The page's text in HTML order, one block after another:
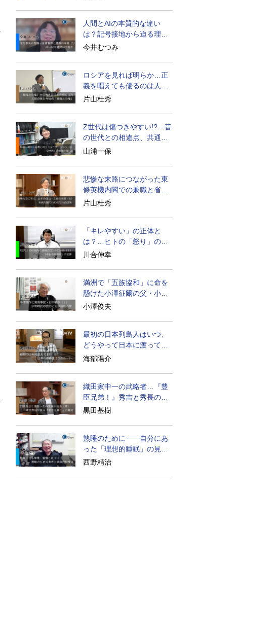
人間とAIの本質的な違い
は？記号接地から迫る理解
の本質
今井むつみ
ロシアを見れば明らか…正
義を唱えても優るのは人間
の性
片山杜秀
Z世代は傷つきやすい!?…昔
の世代との相違点、共通点
とは
山浦一保
悲惨な末路につながった東
條英機内閣での兼職と省庁
再編
片山杜秀
「キレやすい」の正体と
は？…ヒトの「怒り」の本
質に迫る
川合伸幸
満洲で「五族協和」に命を
懸けた小澤征爾の父・小澤
開作
小澤俊夫
最初の日本列島人はいつ、
どうやって日本に渡ってき
たのか
海部陽介
織田家中一の武略者…『豊
臣兄弟！』秀吉と秀長の知
られざる実像
黒田基樹
熟睡のために――自分にあ
った「理想的睡眠」の見つ
け方
西野精治